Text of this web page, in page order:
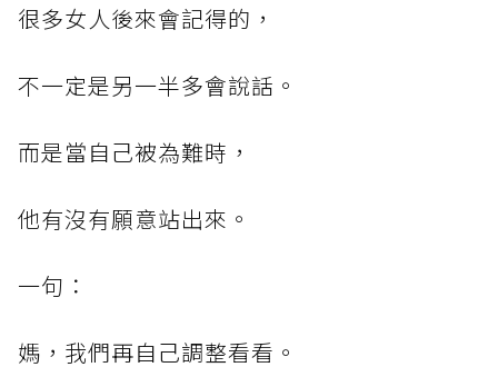
很多女人後來會記得的，
不一定是另一半多會說話。
而是當自己被為難時，
他有沒有願意站出來。
一句：
媽，我們再自己調整看看。